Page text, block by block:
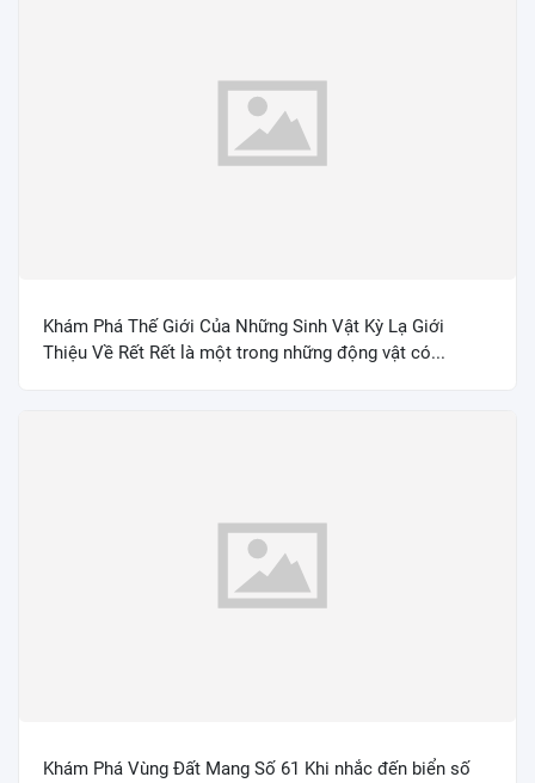
Khám Phá Thế Giới Của Những Sinh Vật Kỳ Lạ Giới
Thiệu Về Rết Rết là một trong những động vật có...
Khám Phá Vùng Đất Mang Số 61 Khi nhắc đến biển số